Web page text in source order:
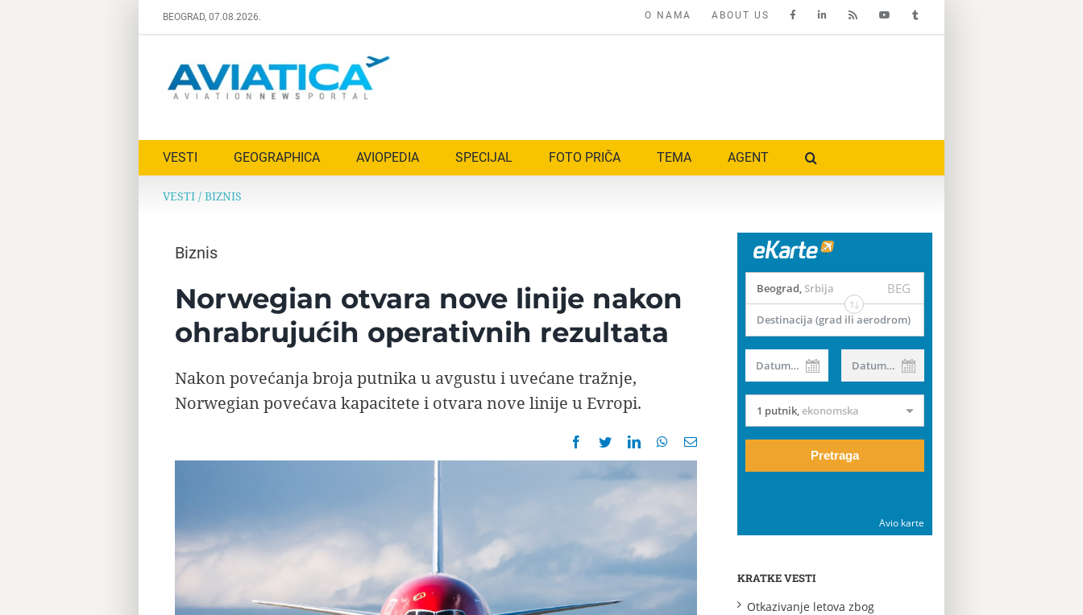
BEOGRAD, 07.08.2026. O NAMA ABOUT US
VESTI GEOGRAPHICA AVIOPEDIA SPECIJAL FOTO PRIČA TEMA AGENT
VESTI/ BIZNIS
Biznis
Norwegian otvara nove linije nakon
ohrabrujućih operativnih rezultata
Nakon povećanja broja putnika u avgustu i uvećane tražnje,
Norwegian povećava kapacitete i otvara nove linije u Evropi.
Beograd, Srbija BEG
Destinacija (grad ili aerodrom)
Datum od Datum do
1 putnik,ekonomska
Pretraga
Avio karte
KRATKE VESTI
Otkazivanje letova zbog